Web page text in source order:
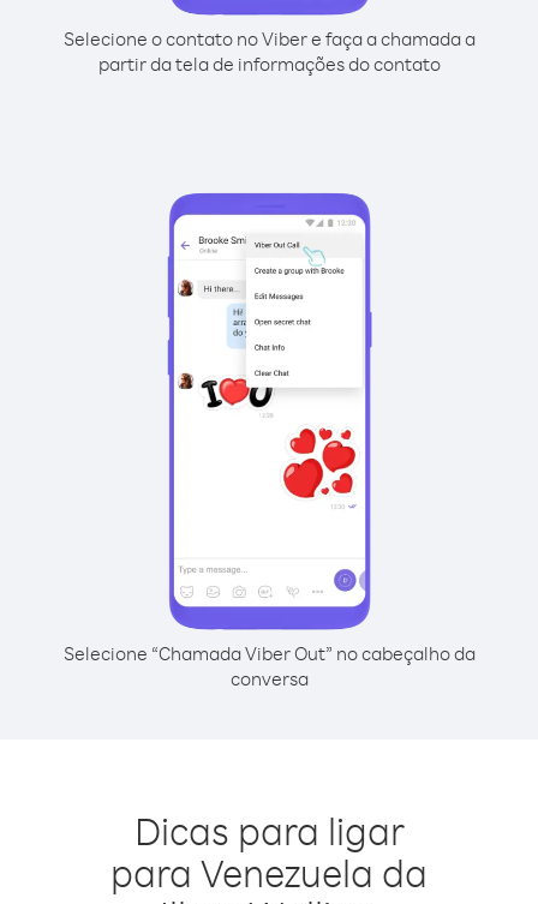
Selecione o contato no Viber e faça a chamada a
partir da tela de informações do contato
Selecione “Chamada Viber Out” no cabeçalho da
conversa
Dicas para ligar
para Venezuela da